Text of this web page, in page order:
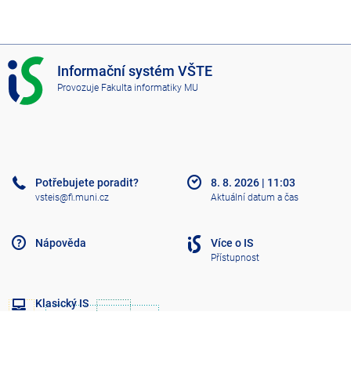
I
S
V
Informační systém VŠTE
Provozuje Fakulta informatiky MU
Potřebujete poradit?
vsteis@fi.muni.cz
Nápověda
Klasický IS
8. 8. 2026 | 11:03
Aktuální datum a čas
Více o IS
Přístupnost